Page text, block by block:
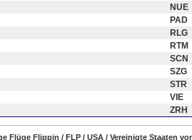
NUE
PAD
RLG
RTM
SCN
SZG
STR
VIE
ZRH
Flüge Flippin / FLP / USA / Vereinigte Staaten